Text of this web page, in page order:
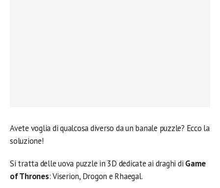
Avete voglia di qualcosa diverso da un banale puzzle? Ecco la
soluzione!
Si tratta delle uova puzzle in 3D dedicate ai draghi di Game
of Thrones: Viserion, Drogon e Rhaegal.